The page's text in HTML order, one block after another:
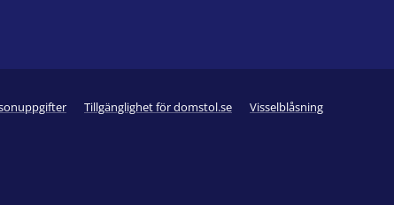
Tillgänglighet för domstol.se Visselblåsning